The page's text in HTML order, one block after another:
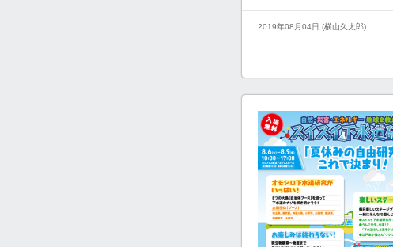
2019年08月04日 (横山久太郎)